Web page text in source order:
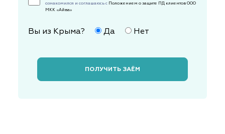
ознакомился и соглашаюсь с Положением о защите ПД клиентов ООО
МКК «Айва»
Вы из Крыма? Да Нет
ПОЛУЧИТЬ ЗАЁМ